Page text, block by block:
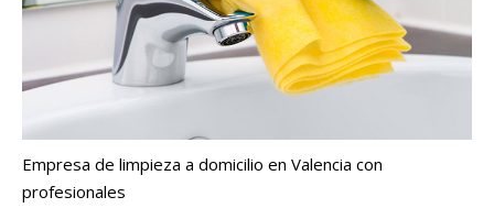
Empresa de limpieza a domicilio en Valencia con
profesionales